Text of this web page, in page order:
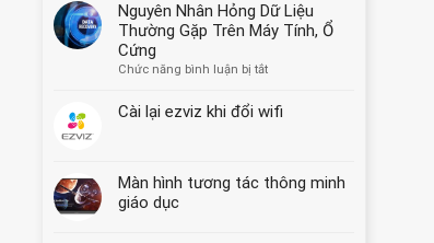
YẾT
GIÁ
2026
Nguyên Nhân Hỏng Dữ Liệu
Thường Gặp Trên Máy Tính, Ổ
Cứng
Chức năng bình luận bị tắtở
Nhân
Thường
Cài lại ezviz khi đổi wifi
Màn hình tương tác thông minh
giáo dục